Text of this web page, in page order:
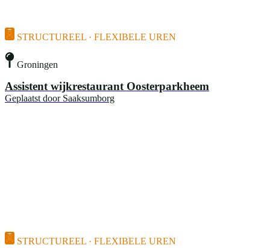
STRUCTUREEL · FLEXIBELE UREN
Groningen
Assistent wijkrestaurant Oosterparkheem
Geplaatst door Saaksumborg
STRUCTUREEL · FLEXIBELE UREN